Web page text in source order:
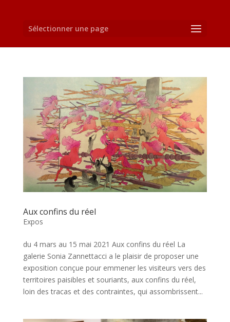
Sélectionner une page
Aux confins du réel
Expos
du 4 mars au 15 mai 2021 Aux confins du réel La
galerie Sonia Zannettacci a le plaisir de proposer une
exposition conçue pour emmener les visiteurs vers des
territoires paisibles et souriants, aux confins du réel,
loin des tracas et des contraintes, qui assombrissent...